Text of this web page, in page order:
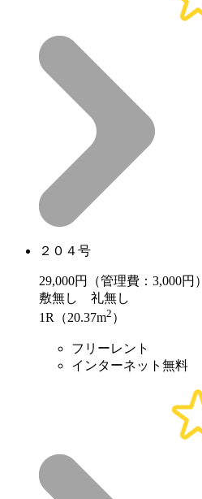
２０４号
29,000円（管理費：3,000円）
敷無し 礼無し
1R（20.37m2 ）
フリーレント
インターネット無料